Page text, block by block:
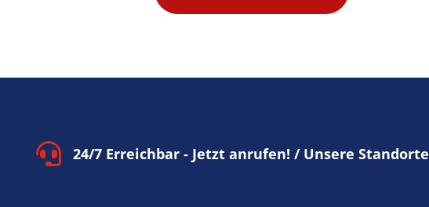
 24/7 Erreichbar - Jetzt anrufen! / Unsere Standorte